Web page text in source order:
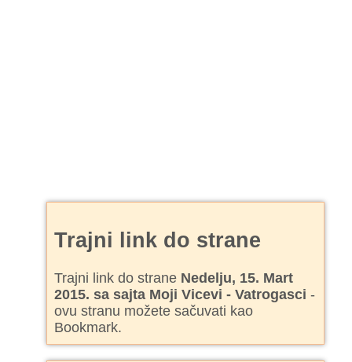
Trajni link do strane
Trajni link do strane Nedelju, 15. Mart
2015. sa sajta Moji Vicevi - Vatrogasci -
ovu stranu možete sačuvati kao
Bookmark.